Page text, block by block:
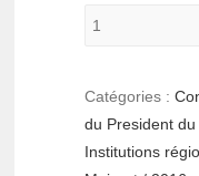
Catégories :
du President
Institutions